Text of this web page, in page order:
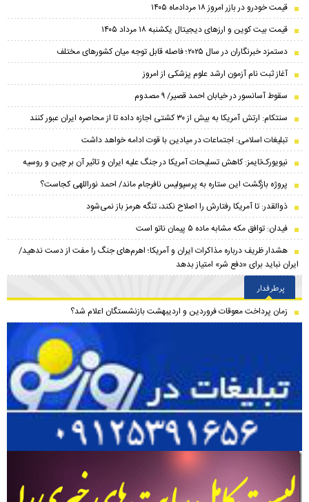
قیمت خودرو در بازر امروز ۱۸ مردادماه ۱۴۰۵
قیمت بیت کوین و ارز‌های دیجیتال یکشنبه ۱۸ مرداد ۱۴۰۵
دستمزد خبرنگاران در سال ۲۰۲۵؛ فاصله قابل توجه میان کشورهای مختلف
آغاز ثبت نام آزمون ارشد علوم پزشکی از امروز
سقوط آسانسور در خیابان احمد قصیر/ ۹ مصدوم
سنتکام: ارتش آمریکا به بیش از ۳۰ کشتی اجازه داده تا از محاصره ایران عبور کنند
تبلیغات اسلامی: اجتماعات در میادین با قوت ادامه خواهد داشت
نیویورک‌تایمز: کاهش تسلیحات آمریکا در جنگ علیه ایران و تاثیر آن بر چین و روسیه
پروژه بازگشت این ستاره به پرسپولیس نافرجام ماند/ احمد نوراللهی کجاست؟
ذوالقدر: تا آمریکا رفتارش را اصلاح نکند، تنگه هرمز باز نمی‌شود
فیدان: توافق مکه مشابه ماده ۵ پیمان ناتو است
هشدار ظریف درباره مذاکرات ایران و آمریکا؛ اهرم‌های جنگ را مفت از دست ندهید/
ایران نباید برای «دفع شر» امتیاز بدهد
پرطرفدار
زمان پرداخت معوقات فروردین و اردیبهشت بازنشستگان اعلام شد؟